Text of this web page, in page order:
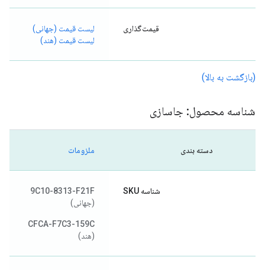
قیمت‌گذاری
لیست قیمت (جهانی)
لیست قیمت (هند)
(بازگشت به بالا)
شناسه محصول: جاسازی
دسته بندی ملزومات
شناسه SKU
9C10-8313-F21F
(جهانی)
CFCA-F7C3-159C
(هند)